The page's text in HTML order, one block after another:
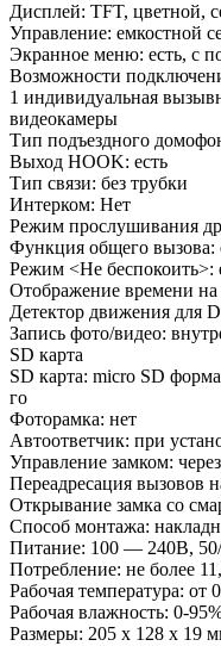
Дисплей: TFT, цветной,
Управление: емкостной
Экранное меню: есть, с
Возможности
1 индивидуальная
видеокамеры
Тип подъездного
Выход HOOK: есть
Тип связи: без трубки
Интерком: Нет
Режим прослушивания
Функция общего вызова:
Режим <Не беспокоить>:
Отображение времени на
Детектор движения для
Запись фото/видео:
SD карта
SD карта: micro SD
го
Фоторамка: нет
Автоответчик: при
Управление замком:
Переадресация вызовов
Открывание замка со
Способ монтажа:
Питание: 100 — 240В,
Потребление: не более
Рабочая температура: от
Рабочая влажность: 0-
Размеры: 205 х 128 х 19